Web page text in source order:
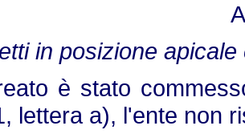
in posizione
è stato
lettera a), l'ente non